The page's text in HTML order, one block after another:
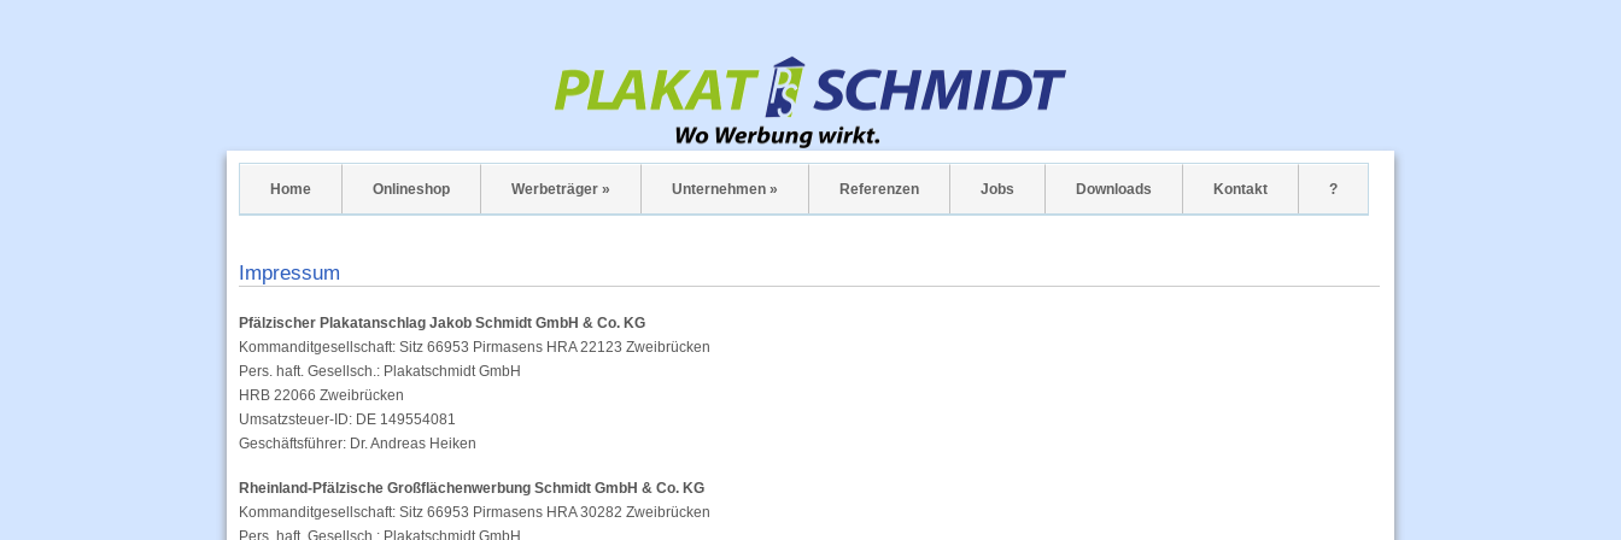
Home Onlineshop Werbeträger » Unternehmen » Referenzen Jobs Downloads Kontakt ?
Impressum
Pfälzischer Plakatanschlag Jakob Schmidt GmbH & Co. KG
Kommanditgesellschaft: Sitz 66953 Pirmasens HRA 22123 Zweibrücken
Pers. haft. Gesellsch.: Plakatschmidt GmbH
HRB 22066 Zweibrücken
Umsatzsteuer-ID: DE 149554081
Geschäftsführer: Dr. Andreas Heiken
Rheinland-Pfälzische Großflächenwerbung Schmidt GmbH & Co. KG
Kommanditgesellschaft: Sitz 66953 Pirmasens HRA 30282 Zweibrücken
Pers. haft. Gesellsch.: Plakatschmidt GmbH